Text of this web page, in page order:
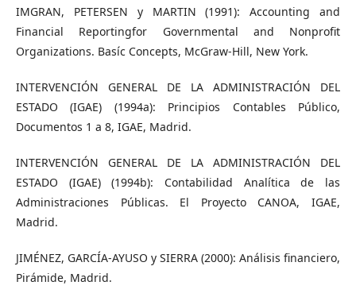
IMGRAN, PETERSEN y MARTIN (1991): Accounting and
Financial Reportingfor Governmental and Nonprofit
Organizations. Basíc Concepts, McGraw-Hill, New York.
INTERVENCIÓN GENERAL DE LA ADMINISTRACIÓN DEL
ESTADO (IGAE) (1994a): Principios Contables Público,
Documentos 1 a 8, IGAE, Madrid.
INTERVENCIÓN GENERAL DE LA ADMINISTRACIÓN DEL
ESTADO (IGAE) (1994b): Contabilidad Analítica de las
Administraciones Públicas. El Proyecto CANOA, IGAE,
Madrid.
JIMÉNEZ, GARCÍA-AYUSO y SIERRA (2000): Análisis financiero,
Pirámide, Madrid.